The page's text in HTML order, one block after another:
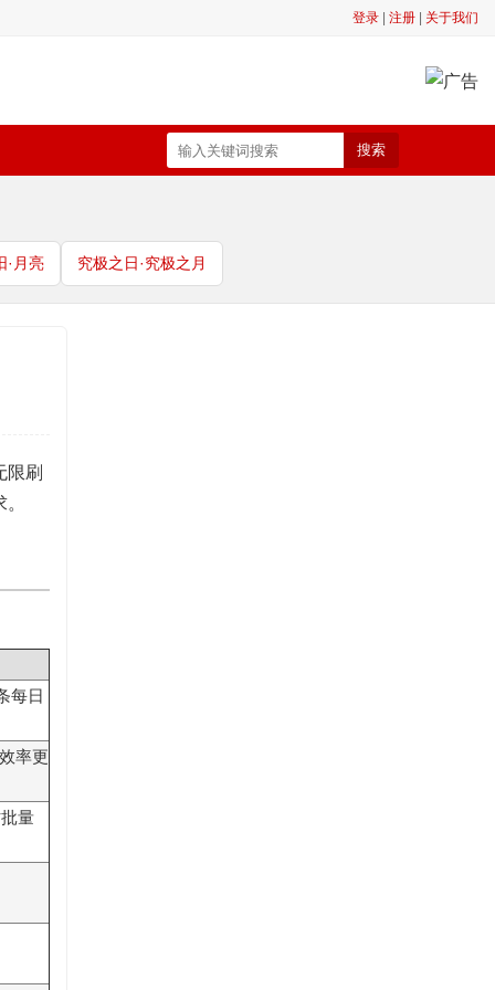
登录 注册 关于我们
搜索
·月亮 究极之日·究极之月
限刷
每日
率更
量